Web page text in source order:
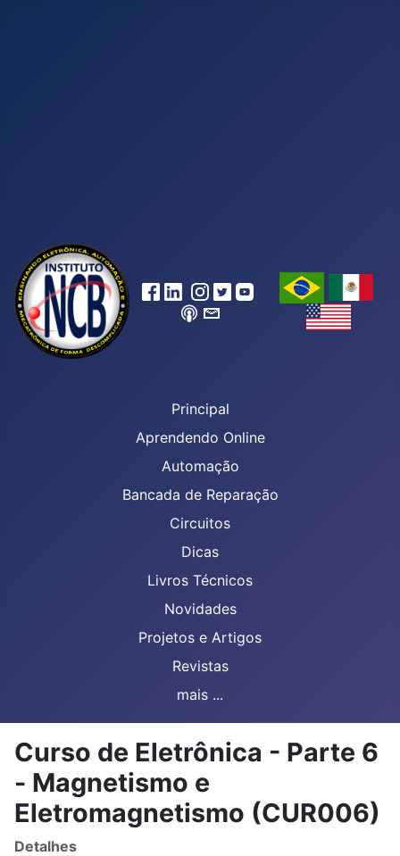
Principal
Aprendendo Online
Automação
Bancada de Reparação
Circuitos
Dicas
Livros Técnicos
Novidades
Projetos e Artigos
Revistas
mais ...
Curso de Eletrônica - Parte 6
- Magnetismo e
Eletromagnetismo (CUR006)
Detalhes